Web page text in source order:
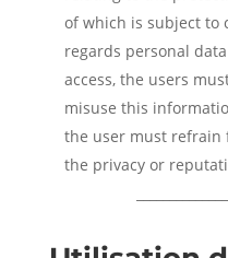
of which is subject to
regards personal
access, the users
misuse this
the user must refrain
the privacy or